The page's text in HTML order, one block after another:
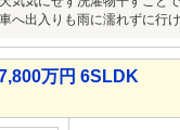
車へ出入りも雨に濡れずに行
万円 6SLDK